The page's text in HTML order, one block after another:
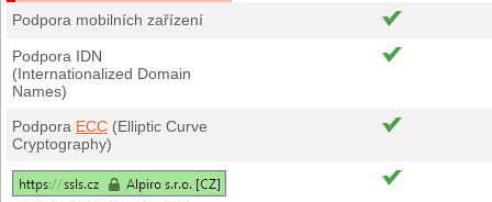
Podpora mobilních zařízení
Podpora IDN
(Internationalized Domain
Names)
Podpora ECC (Elliptic Curve
Cryptography)